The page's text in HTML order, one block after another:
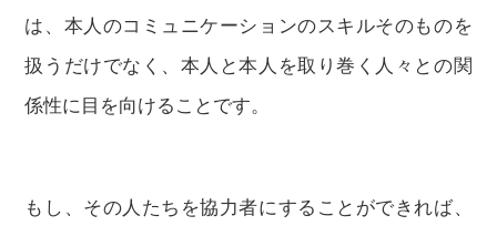
は、本人のコミュニケーションのスキルそのものを
扱うだけでなく、本人と本人を取り巻く人々との関
係性に目を向けることです。
もし、その人たちを協力者にすることができれば、